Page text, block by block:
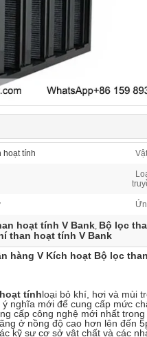
hoạt tính
hoạt tính V Bank, Bộ lọc
than hoạt tính V Bank
hàng V Kích hoạt Bộ lọc
tínhloại bỏ khí, hơi và mùi
nghĩa mới để cung cấp mức
cấp công nghệ mới nhất
ở nồng độ cao hơn lên đến
kỹ sư cơ sở vật chất và các